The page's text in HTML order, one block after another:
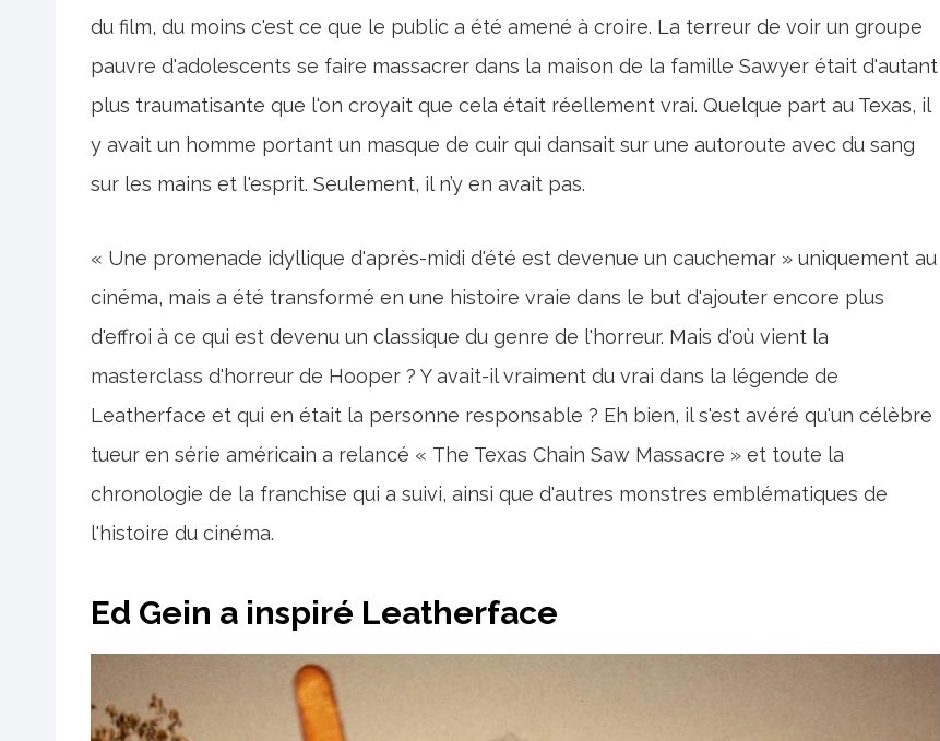
du film, du moins c'est ce que le public a été amené à croire. La terreur de voir un groupe
pauvre d'adolescents se faire massacrer dans la maison de la famille Sawyer était d'autant
plus traumatisante que l'on croyait que cela était réellement vrai. Quelque part au Texas, il
y avait un homme portant un masque de cuir qui dansait sur une autoroute avec du sang
sur les mains et l'esprit. Seulement, il n’y en avait pas.
« Une promenade idyllique d'après-midi d'été est devenue un cauchemar » uniquement au
cinéma, mais a été transformé en une histoire vraie dans le but d'ajouter encore plus
d'effroi à ce qui est devenu un classique du genre de l'horreur. Mais d'où vient la
masterclass d'horreur de Hooper ? Y avait-il vraiment du vrai dans la légende de
Leatherface et qui en était la personne responsable ? Eh bien, il s'est avéré qu'un célèbre
tueur en série américain a relancé « The Texas Chain Saw Massacre » et toute la
chronologie de la franchise qui a suivi, ainsi que d'autres monstres emblématiques de
l'histoire du cinéma.
Ed Gein a inspiré Leatherface